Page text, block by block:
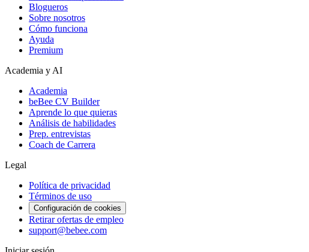
Blogueros
Sobre nosotros
Cómo funciona
Ayuda
Premium
Academia y AI
Academia
beBee CV Builder
Aprende lo que quieras
Análisis de habilidades
Prep. entrevistas
Coach de Carrera
Legal
Política de privacidad
Términos de uso
Configuración de cookies
Retirar ofertas de empleo
support@bebee.com